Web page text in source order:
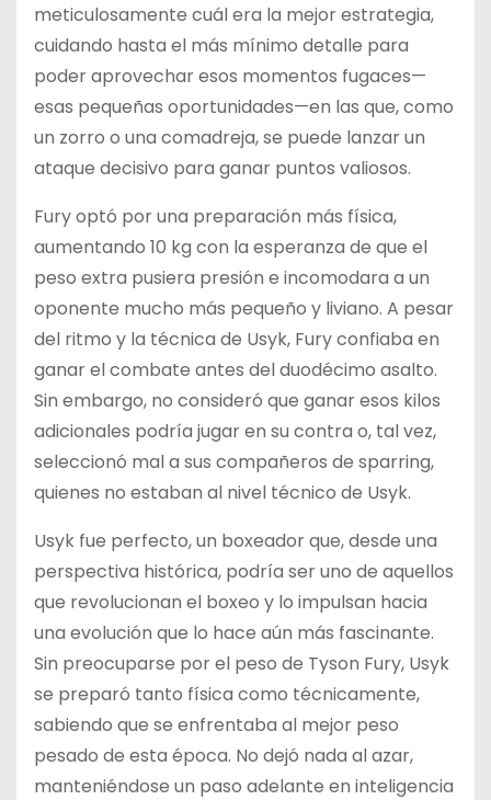
meticulosamente cuál era la mejor estrategia,
cuidando hasta el más mínimo detalle para
poder aprovechar esos momentos fugaces—
esas pequeñas oportunidades—en las que, como
un zorro o una comadreja, se puede lanzar un
ataque decisivo para ganar puntos valiosos.
Fury optó por una preparación más física,
aumentando 10 kg con la esperanza de que el
peso extra pusiera presión e incomodara a un
oponente mucho más pequeño y liviano. A pesar
del ritmo y la técnica de Usyk, Fury confiaba en
ganar el combate antes del duodécimo asalto.
Sin embargo, no consideró que ganar esos kilos
adicionales podría jugar en su contra o, tal vez,
seleccionó mal a sus compañeros de sparring,
quienes no estaban al nivel técnico de Usyk.
Usyk fue perfecto, un boxeador que, desde una
perspectiva histórica, podría ser uno de aquellos
que revolucionan el boxeo y lo impulsan hacia
una evolución que lo hace aún más fascinante.
Sin preocuparse por el peso de Tyson Fury, Usyk
se preparó tanto física como técnicamente,
sabiendo que se enfrentaba al mejor peso
pesado de esta época. No dejó nada al azar,
manteniéndose un paso adelante en inteligencia